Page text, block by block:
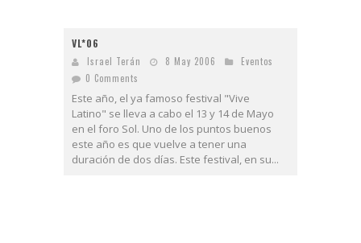
VL*06
Israel Terán 8 May 2006
Eventos
0 Comments
Este año, el ya famoso festival "Vive
Latino" se lleva a cabo el 13 y 14 de Mayo
en el foro Sol. Uno de los puntos buenos
este año es que vuelve a tener una
duración de dos días. Este festival, en su...